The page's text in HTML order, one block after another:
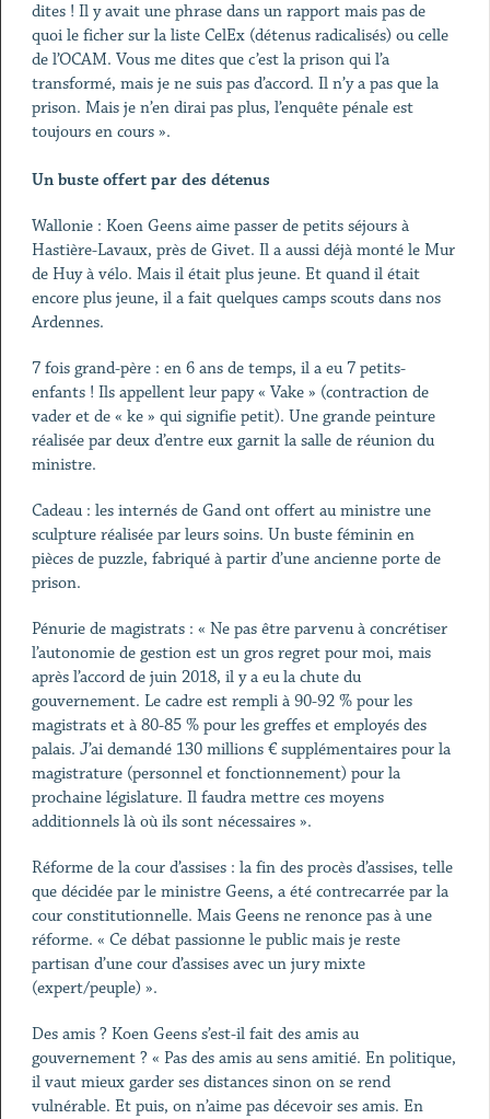
dites ! Il y avait une phrase dans un rapport mais pas de
quoi le ficher sur la liste CelEx (détenus radicalisés) ou celle
de l’OCAM. Vous me dites que c’est la prison qui l’a
transformé, mais je ne suis pas d’accord. Il n’y a pas que la
prison. Mais je n’en dirai pas plus, l’enquête pénale est
toujours en cours ».
Un buste offert par des détenus
Wallonie : Koen Geens aime passer de petits séjours à
Hastière-Lavaux, près de Givet. Il a aussi déjà monté le Mur
de Huy à vélo. Mais il était plus jeune. Et quand il était
encore plus jeune, il a fait quelques camps scouts dans nos
Ardennes.
7 fois grand-père : en 6 ans de temps, il a eu 7 petits-
enfants ! Ils appellent leur papy « Vake » (contraction de
vader et de « ke » qui signifie petit). Une grande peinture
réalisée par deux d’entre eux garnit la salle de réunion du
ministre.
Cadeau : les internés de Gand ont offert au ministre une
sculpture réalisée par leurs soins. Un buste féminin en
pièces de puzzle, fabriqué à partir d’une ancienne porte de
prison.
Pénurie de magistrats : « Ne pas être parvenu à concrétiser
l’autonomie de gestion est un gros regret pour moi, mais
après l’accord de juin 2018, il y a eu la chute du
gouvernement. Le cadre est rempli à 90-92 % pour les
magistrats et à 80-85 % pour les greffes et employés des
palais. J’ai demandé 130 millions € supplémentaires pour la
magistrature (personnel et fonctionnement) pour la
prochaine législature. Il faudra mettre ces moyens
additionnels là où ils sont nécessaires ».
Réforme de la cour d’assises : la fin des procès d’assises, telle
que décidée par le ministre Geens, a été contrecarrée par la
cour constitutionnelle. Mais Geens ne renonce pas à une
réforme. « Ce débat passionne le public mais je reste
partisan d’une cour d’assises avec un jury mixte
(expert/peuple) ».
Des amis ? Koen Geens s’est-il fait des amis au
gouvernement ? « Pas des amis au sens amitié. En politique,
il vaut mieux garder ses distances sinon on se rend
vulnérable. Et puis, on n’aime pas décevoir ses amis. En